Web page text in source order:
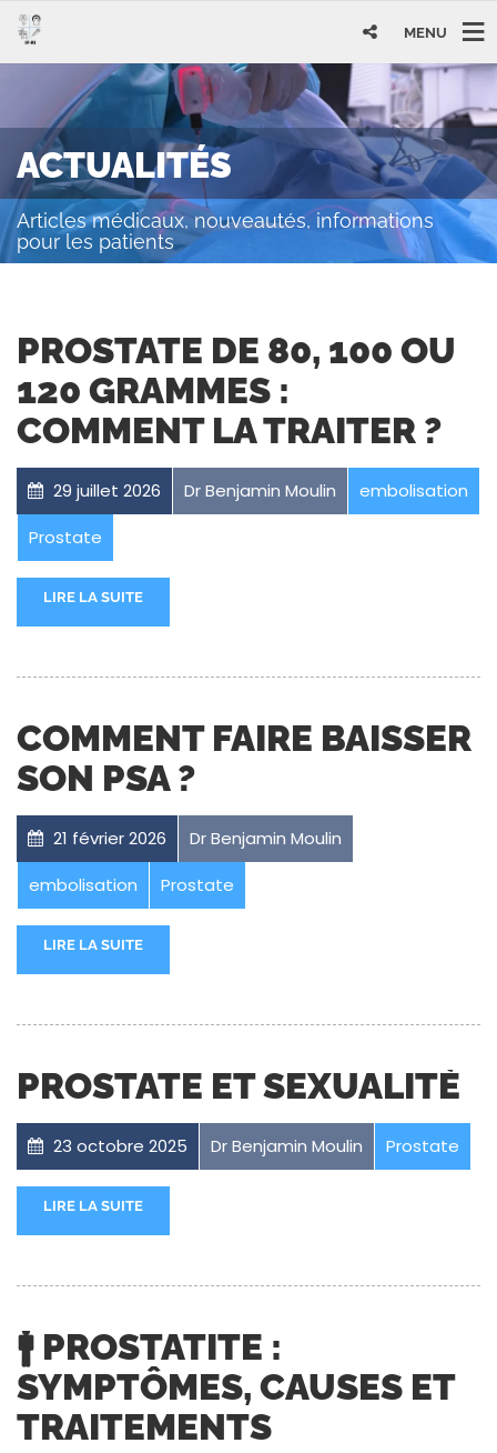
MENU
ACTUALITÉS
Articles médicaux, nouveautés, informations
pour les patients
PROSTATE DE 80, 100 OU
120 GRAMMES :
COMMENT LA TRAITER ?
29 juillet 2026 Dr Benjamin Moulin
embolisation
Prostate
LIRE LA SUITE
COMMENT FAIRE BAISSER
SON PSA ?
21 février 2026
Dr Benjamin Moulin
embolisation
Prostate
LIRE LA SUITE
PROSTATE ET SEXUALITÉ
23 octobre 2025 Dr Benjamin Moulin Prostate
LIRE LA SUITE
🚹 PROSTATITE :
SYMPTÔMES, CAUSES ET
TRAITEMENTS